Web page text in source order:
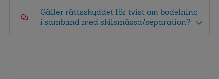
Gäller rättsskyddet för tvist om bodelning
i samband med skilsmässa/separation?